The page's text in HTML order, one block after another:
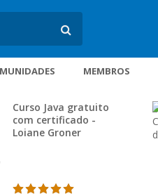
MEMBROS
Curso Java gratuito
com certificado -
Loiane Groner